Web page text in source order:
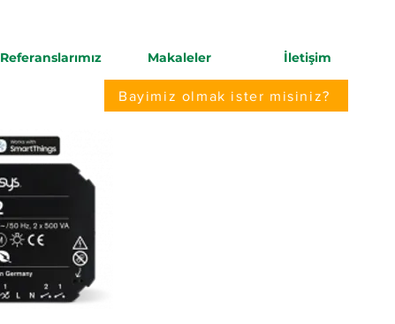
Bayimiz olmak ister misiniz?
Referanslarımız Makaleler İletişim